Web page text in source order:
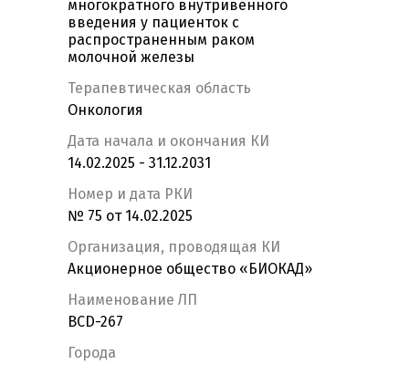
многократного внутривенного
введения у пациенток с
распространенным раком
молочной железы
Терапевтическая область
Онкология
Дата начала и окончания КИ
14.02.2025 - 31.12.2031
Номер и дата РКИ
№ 75 от 14.02.2025
Организация, проводящая КИ
Акционерное общество «БИОКАД»
Наименование ЛП
BCD-267
Города